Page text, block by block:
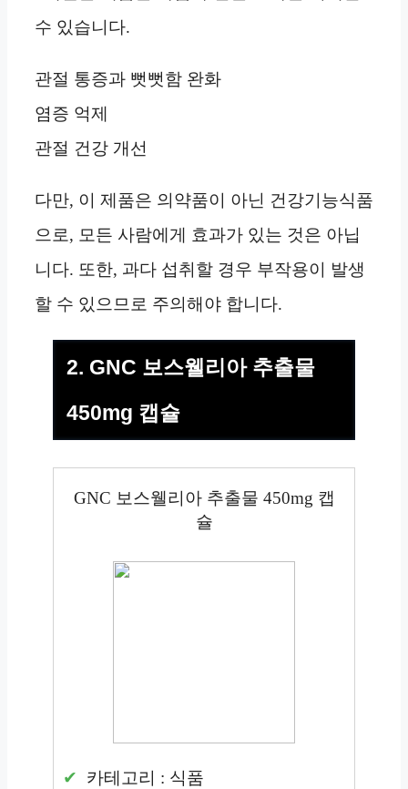
수 있습니다.
관절 통증과 뻣뻣함 완화
염증 억제
관절 건강 개선
다만, 이 제품은 의약품이 아닌 건강기능식품
으로, 모든 사람에게 효과가 있는 것은 아닙
니다. 또한, 과다 섭취할 경우 부작용이 발생
할 수 있으므로 주의해야 합니다.
2. GNC 보스웰리아 추출물
450mg 캡슐
GNC 보스웰리아 추출물 450mg 캡
슐
카테고리 : 식품